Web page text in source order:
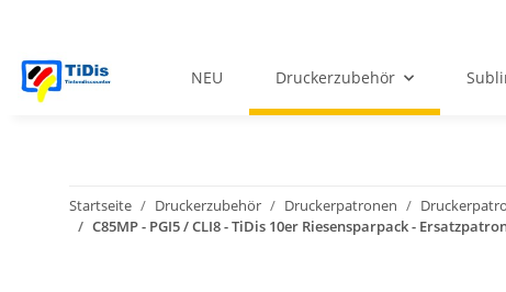
NEU Druckerzubehör
Startseite Druckerzubehör Druckerpatronen
C85MP - PGI5 / CLI8 - TiDis 10er Riesensparpack -